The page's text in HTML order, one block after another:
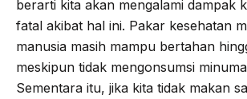
berarti kita akan mengalami dampak
fatal akibat hal ini. Pakar kesehatan
manusia masih mampu bertahan
meskipun tidak mengonsumsi
Sementara itu, jika kita tidak makan